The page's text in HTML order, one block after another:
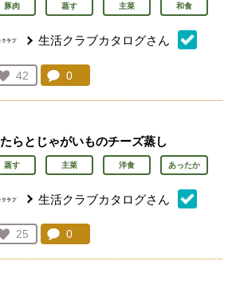
豚肉 蒸す 主菜 和食
生活クラブカタログさん
お気に入り登録：
42
人が登録
コメント：
0
たらとじゃがいものチーズ蒸し
蒸す 主菜 洋食 あったか
生活クラブカタログさん
お気に入り登録：
25
人が登録
コメント：
0